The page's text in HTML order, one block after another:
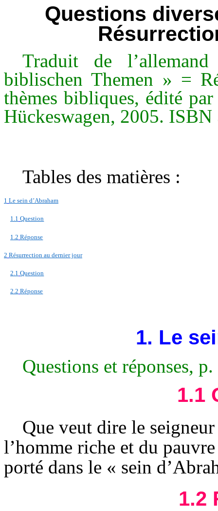
Questions
Traduit de
biblischen Themen » =
thèmes bibliques, édité
Hückeswagen, 2005.
Tables des matières :
1 Le sein d’Abraham
1.1 Question
1.2 Réponse
2 Résurrection au dernier jour
2.1 Question
2.2 Réponse
1. Le
Questions et réponses,
1.1
Que veut dire le
l’homme riche et du
porté dans le « sein
1.2